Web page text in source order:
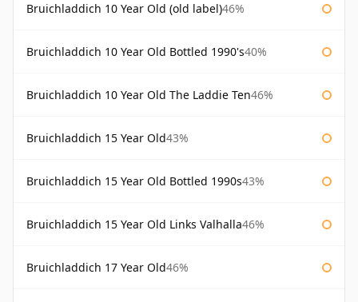
Bruichladdich 10 Year Old (old label)46%
Bruichladdich 10 Year Old Bottled 1990's40%
Bruichladdich 10 Year Old The Laddie Ten46%
Bruichladdich 15 Year Old43%
Bruichladdich 15 Year Old Bottled 1990s43%
Bruichladdich 15 Year Old Links Valhalla46%
Bruichladdich 17 Year Old46%